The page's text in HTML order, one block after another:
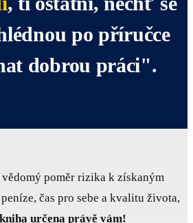
po příručce
dobrou práci".
poměr rizika k získaným
čas pro sebe a kvalitu života,
určena právě vám!